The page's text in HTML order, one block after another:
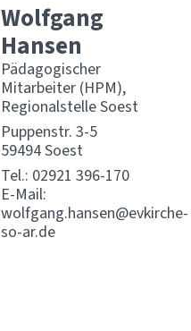
Wolfgang
Hansen
Pädagogischer
Mitarbeiter (HPM),
Regionalstelle Soest
Puppenstr. 3-5
59494 Soest
Tel.: 02921 396-170
E-Mail:
wolfgang.hansen@evkirche-
so-ar.de